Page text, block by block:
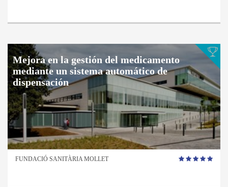
Mejora en la gestión del medicamento
mediante un sistema automático de
dispensación
FUNDACIÓ SANITÀRIA MOLLET